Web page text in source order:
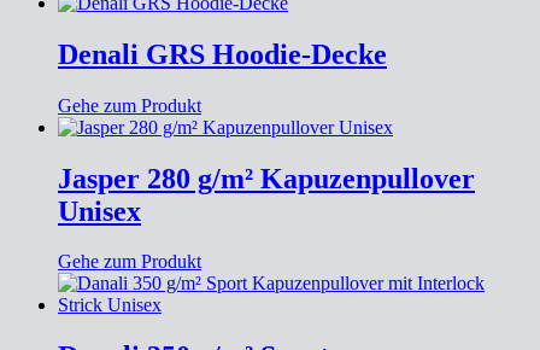
Denali GRS Hoodie-Decke
Gehe zum Produkt
Jasper 280 g/m² Kapuzenpullover
Unisex
Gehe zum Produkt